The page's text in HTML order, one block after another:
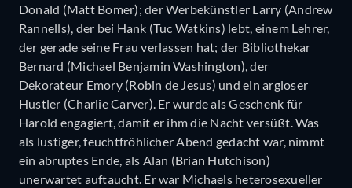
Donald (Matt Bomer); der Werbekünstler Larry (Andrew
Rannells), der bei Hank (Tuc Watkins) lebt, einem Lehrer,
der gerade seine Frau verlassen hat; der Bibliothekar
Bernard (Michael Benjamin Washington), der
Dekorateur Emory (Robin de Jesus) und ein argloser
Hustler (Charlie Carver). Er wurde als Geschenk für
Harold engagiert, damit er ihm die Nacht versüßt. Was
als lustiger, feuchtfröhlicher Abend gedacht war, nimmt
ein abruptes Ende, als Alan (Brian Hutchison)
unerwartet auftaucht. Er war Michaels heterosexueller